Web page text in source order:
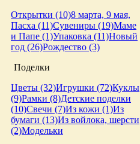
Открытки (10)8 марта, 9 мая,
Пасха (11)Сувениры (19)Маме
и Папе (1)Упаковка (11)Новый
год (26)Рождество (3)
Поделки
Цветы (32)Игрушки (72)Куклы
(9)Рамки (8)Детские поделки
(10)Свечи (7)Из кожи (1)Из
бумаги (13)Из войлока, шерсти
(2)Модельки